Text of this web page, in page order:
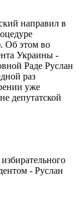
направил в
Об этом во
Украины -
Раде Руслан
раз
уже
депутатской